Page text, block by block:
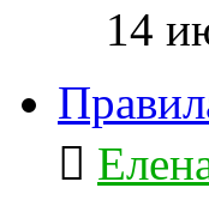
14